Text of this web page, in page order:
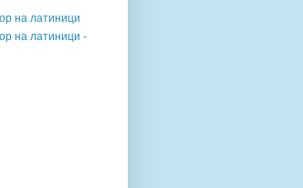
на латиници
на латиници -